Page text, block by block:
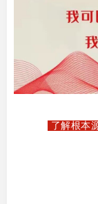
了解根本